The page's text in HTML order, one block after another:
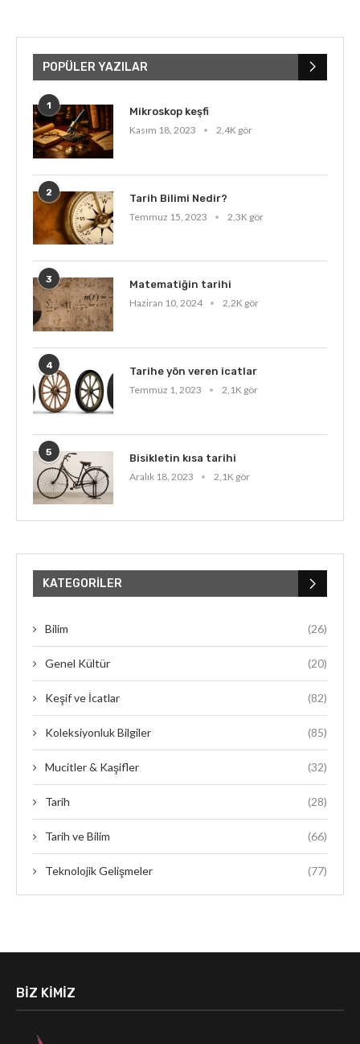
POPÜLER YAZILAR
1
Mikroskop keşfi
Kasım 18, 2023
2,4K gör
2
Tarih Bilimi Nedir?
Temmuz 15, 2023
2,3K gör
3
Matematiğin tarihi
Haziran 10, 2024
2,2K gör
4
Tarihe yön veren icatlar
Temmuz 1, 2023
2,1K gör
5
Bisikletin kısa tarihi
Aralık 18, 2023
2,1K gör
KATEGORILER
Bilim (26)
Genel Kültür (20)
Keşif ve İcatlar (82)
Koleksiyonluk Bilgiler (85)
Mucitler & Kaşifler (32)
Tarih (28)
Tarih ve Bilim (66)
Teknolojik Gelişmeler (77)
BIZ KIMIZ